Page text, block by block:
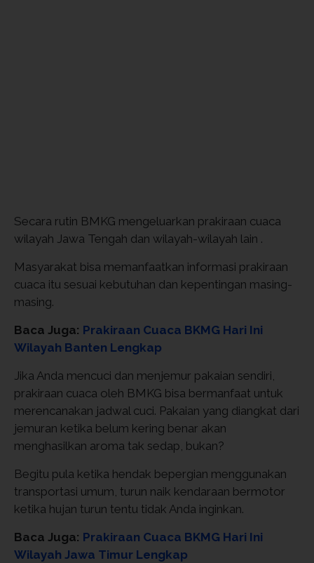
Secara rutin BMKG mengeluarkan prakiraan cuaca
wilayah Jawa Tengah dan wilayah-wilayah lain .
Masyarakat bisa memanfaatkan informasi prakiraan
cuaca itu sesuai kebutuhan dan kepentingan masing-
masing.
Baca Juga: Prakiraan Cuaca BKMG Hari Ini
Wilayah Banten Lengkap
Jika Anda mencuci dan menjemur pakaian sendiri,
prakiraan cuaca oleh BMKG bisa bermanfaat untuk
merencanakan jadwal cuci. Pakaian yang diangkat dari
jemuran ketika belum kering benar akan
menghasilkan aroma tak sedap, bukan?
Begitu pula ketika hendak bepergian menggunakan
transportasi umum, turun naik kendaraan bermotor
ketika hujan turun tentu tidak Anda inginkan.
Baca Juga: Prakiraan Cuaca BKMG Hari Ini
Wilayah Jawa Timur Lengkap